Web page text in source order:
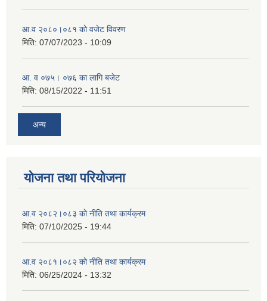
आ.व २०८०।०८१ काे वजेट विवरण
मिति: 07/07/2023 - 10:09
आ. व ०७५। ०७६ का लागि बजेट
मिति: 08/15/2022 - 11:51
अन्य
योजना तथा परियोजना
आ.व २०८२।०८३ काे नीति तथा कार्यक्रम
मिति: 07/10/2025 - 19:44
आ.व २०८१।०८२ काे नीति तथा कार्यक्रम
मिति: 06/25/2024 - 13:32